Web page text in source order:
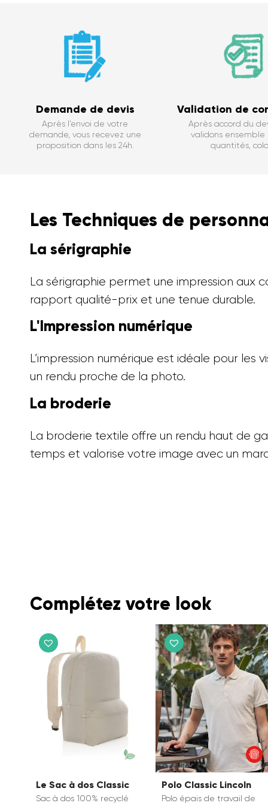
Demande de devis
Après l’envoi de votre
demande, vous recevez une
proposition dans les 24h.
Validation de
Après accord du
validons ensemble
quantités,
Les Techniques de
La sérigraphie
La sérigraphie permet une impression aux
rapport qualité-prix et une tenue durable.
L'Impression numérique
L’impression numérique est idéale pour
un rendu proche de la photo.
La broderie
La broderie textile offre un rendu haut de
temps et valorise votre image avec un
Complétez votre look
Le Sac à dos Classic
Sac à dos 100% recyclé
Polo Classic Lincoln
Polo épais de travail de